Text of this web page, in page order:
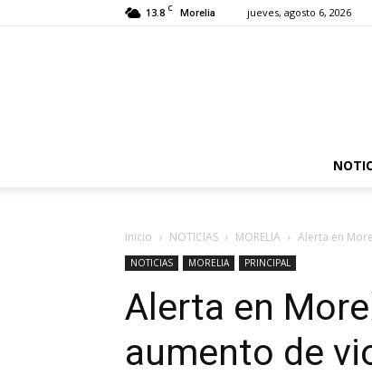
13.8 C Morelia jueves, agosto 6, 2026
Inicio NOTICIAS MORELIA Alerta en
NOTICIAS MORELIA PRINCIPAL
Alerta en
aumento de